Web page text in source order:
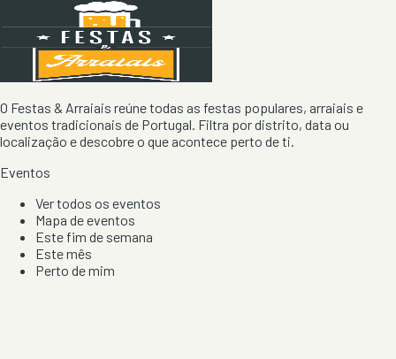
O Festas & Arraiais reúne todas as festas populares, arraiais e
eventos tradicionais de Portugal. Filtra por distrito, data ou
localização e descobre o que acontece perto de ti.
Eventos
Ver todos os eventos
Mapa de eventos
Este fim de semana
Este mês
Perto de mim